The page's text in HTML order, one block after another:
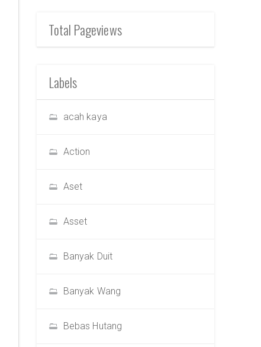
Total Pageviews
Labels
acah kaya
Action
Aset
Asset
Banyak Duit
Banyak Wang
Bebas Hutang